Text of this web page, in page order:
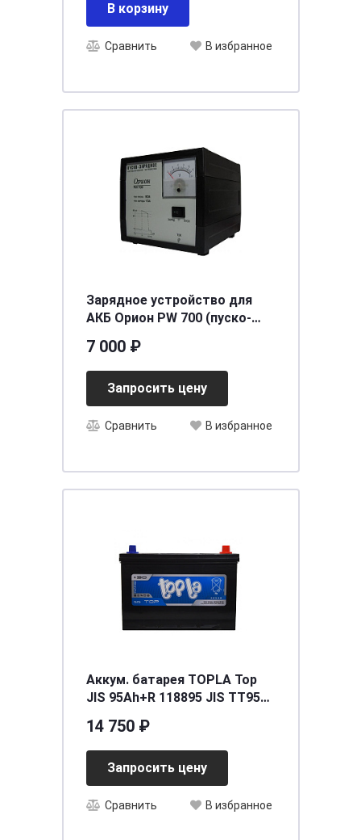
В корзину
Сравнить В избранное
Зарядное устройство для
АКБ Орион PW 700 (пуско-
7 000 ₽
Запросить цену
Сравнить В избранное
Аккум. батарея TOPLA Top
JIS 95Ah+R 118895 JIS TT95J
14 750 ₽
Запросить цену
Сравнить В избранное